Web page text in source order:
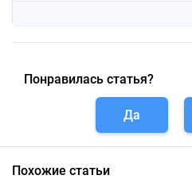
Понравилась статья?
Да
Похожие статьи